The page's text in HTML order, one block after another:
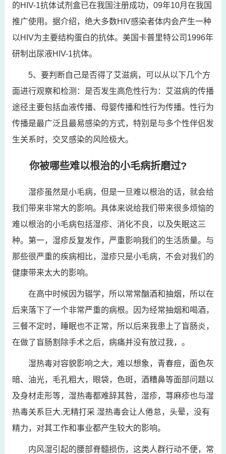
的HIV-1抗体试剂盒已在我国注册成功，09年10月在我国
推广使用。据介绍，绝大多数HIV感染者体内会产生一种
以HIV为主要结构蛋白的抗体。美国卡普里特公司1996年
研制出尿液HIV-1抗体。
5、要判断自己是否得了艾滋病，可以从以下几个方
面进行观察和检测：是否发生高危性行为：艾滋病的传播
途径主要包括血液传播、母婴传播和性行为传播。性行为
传播是最广泛且最易感染的方式，特别是与多个性伴侣发
生关系时，交叉感染的风险极大。
你被哪些难以根治的小毛病折磨过?
湿疹虽然是小毛病，但是一旦难以根治的话，就会给
我们带来非常大的影响。具体来说给我们带来很多烦恼的
难以根治的小毛病包括湿疹、消化不良，以及失眠这三
种。第一，湿疹反复发作，严重影响我们的生活质量。与
那些很严重的疾病相比，湿疹只是小毛病，不会对我们的
健康带来太大的影响。
在高中时候因为辍学，所以常常酗酒和抽烟，所以在
后来落下了一个非常严重的病根。因为经常抽烟和喝酒，
三餐不定时，睡眠也不正常，所以后来我患上了盲肠炎，
在做了盲肠割除手术之后，病痛并没有放过我，。
湿热毒对容貌影响之大，难以想象，青春痘，面色灰
暗、油光，毛孔粗大，眼袋，色斑，酒糟鼻等面部问题以
及身材走形等，湿热毒都难辞其咎，湿疹，荨麻疹也与湿
热毒关系巨大.无精打采 湿热毒会让人倦怠，头晕，没有
精力，对其工作和事业都产生较大的影响。
内风湿引起的腰部脊髓损伤，这类人群行动不便，常